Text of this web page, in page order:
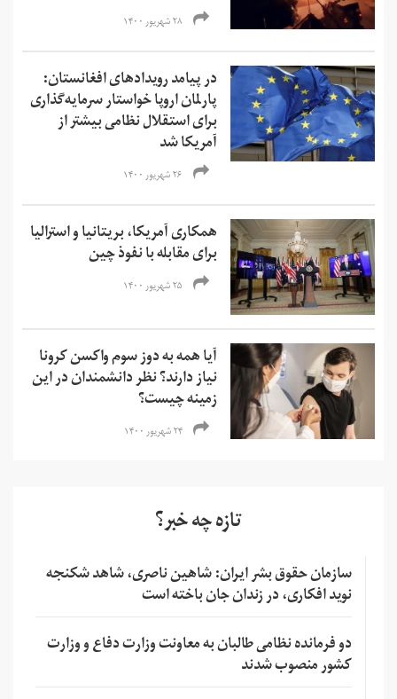
۲۸ شهریور ۱۴۰۰
در پیامد رویدادهای افغانستان:
پارلمان اروپا خواستار سرمایه‌گذاری
برای استقلال نظامی بیشتر از
آمریکا شد
۲۶ شهریور ۱۴۰۰
همکاری آمریکا، بریتانیا و استرالیا
برای مقابله با نفوذ چین
۲۵ شهریور ۱۴۰۰
آیا همه به دوز سوم واکسن کرونا
نیاز دارند؟ نظر دانشمندان در این
زمینه چیست؟
۲۴ شهریور ۱۴۰۰
تازه چه خبر؟
سازمان حقوق بشر ایران: شاهین ناصری، شاهد شکنجه
نوید افکاری، در زندان جان باخته است
دو فرمانده نظامی طالبان به معاونت وزارت دفاع و وزارت
کشور منصوب شدند